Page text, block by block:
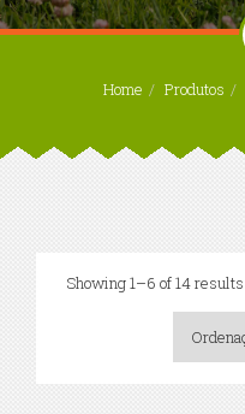
Home Produtos
Showing 1–6 of 14 results